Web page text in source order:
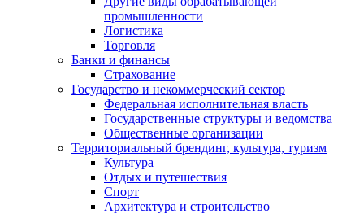
промышленности
Логистика
Торговля
Банки и финансы
Страхование
Государство и некоммерческий сектор
Федеральная исполнительная власть
Государственные структуры и ведомства
Общественные организации
Территориальный брендинг, культура, туризм
Культура
Отдых и путешествия
Спорт
Архитектура и строительство